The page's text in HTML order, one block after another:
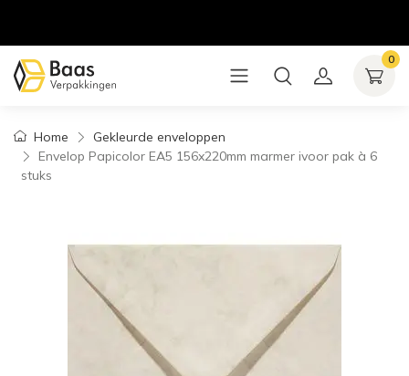
0
Home
Gekleurde enveloppen
Envelop Papicolor EA5 156x220mm marmer ivoor pak à 6
stuks